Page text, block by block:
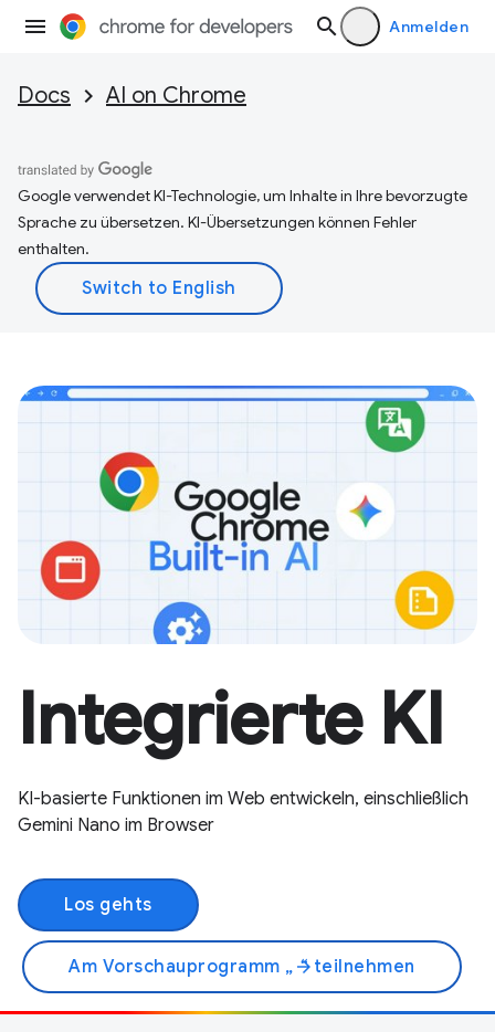
Anmelden
Docs AI on Chrome
Google verwendet KI-Technologie, um Inhalte in Ihre bevorzugte
Sprache zu übersetzen. KI-Übersetzungen können Fehler
enthalten.
Integrierte KI
KI-basierte Funktionen im Web entwickeln, einschließlich
Gemini Nano im Browser
Los gehts
Am Vorschauprogramm „ arrow_forward
“ teilnehmen